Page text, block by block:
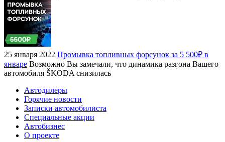
25 января 2022 Промывка топливных форсунок за 5 500₽ в
январе Возможно Вы замечали, что динамика разгона Вашего
автомобиля ŠKODA снизилась
Автодилеры
Горячие новости
Записки автомобилиста
Специальные акции
Автобизнес
О проекте